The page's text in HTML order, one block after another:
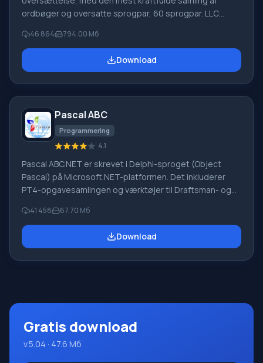
ordbøger og oversatte sprogpar, 60 sprogpar. LLC
oversættelsessystemer til private brugere og
virksomheder. PROMT-software giver oversættelse af
enhver tekst ved hjælp af indbyggede ordbøger,
udenlandsk firma
46 864 794.00 Мб
Download
Pascal ABC
Programmering
4.1
Pascal ABC.NET er skrevet i Delphi-sproget (Object
Pascal) på Microsoft.NET-platformen. Det inkluderer
PT4-opgavesamlingen og værktøjer til Draftsman- og
lærer programmering. Hovedformålet med Pascal
ABC.NET-programmeringssystemet er at studere og
undervise i moderne programmeringssprog. Funktioner
41 458 67.70 Мб
Download
Gratis download
v.5.04 · 47.6 Мб